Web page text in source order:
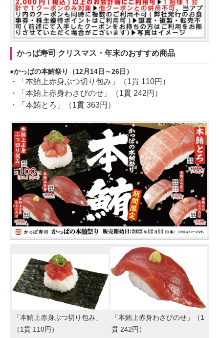
かっぱ寿司 クリスマス・年末のおすすめ商品
かっぱの本鮪祭り（12月14日～26日）
・「本鮪上赤身ぶつ切り包み」（1貫 110円）
・「本鮪上赤身わさびのせ」（1貫 242円）
・「本鮪とろ」（1貫 363円）
「本鮪上赤身ぶつ切り包み」
（1貫 110円）
「本鮪上赤身わさびのせ」（1
貫 242円）